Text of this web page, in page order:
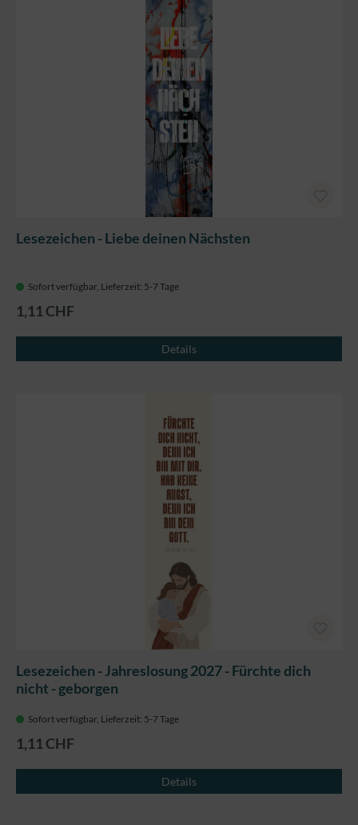
Lesezeichen - Liebe deinen Nächsten
Sofort verfügbar, Lieferzeit: 5-7 Tage
1,11 CHF
Details
Lesezeichen - Jahreslosung 2027 - Fürchte dich
nicht - geborgen
Sofort verfügbar, Lieferzeit: 5-7 Tage
1,11 CHF
Details